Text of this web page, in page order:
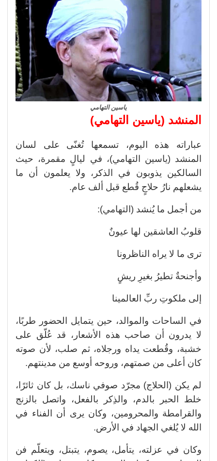
ياسين التهامي
المنشد (ياسين التهامي)
عباراته هذه اليوم، تسمعها تُغنّى على لسان
المنشد (ياسين التهامي)، في ليالٍ مقمرة، حيث
السالكين يذوبون في الذكر، ولا يعلمون أن ما
يشعلهم نارُ حلاجٍ قُطع قبل ألف عام.
من أجمل ما يُنشد (التهامي):
قلوبُ العاشقين لها عيونٌ
ترى ما لا يراه الناظرونا
وأجنحةٌ تطيرُ بغيرِ ريشٍ
إلى ملكوتِ ربِّ العالمينا
في الساحات والموالد، حين يتمايل الحضور طربًا،
لا يدرون أن صاحب هذه الأشعار، قد عُلّق على
خشبة، وقُطعت يداه ورجلاه، ثم صلب، لأن صوته
كان أعلى من صمتهم، وروحه أوسع من مدينتهم.
لم يكن (الحلاج) مجرّد صوفي ناسك، بل كان ثائرًا،
خلط الحبر بالدم، والذِكر بالفعل، واتصل بالزنج
والقرامطة والمحرومين، وكان يرى أن الفناء في
الله لا يُلغي الجهاد في الأرض.
وكان في عزلته، يتأمل، يصوم، يتبتل، ويتعلّم فن